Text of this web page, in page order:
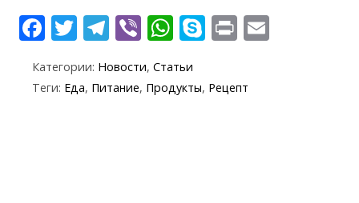
F
e
T
itt
er
T
e
Vi
er
W
at
s
S
y
Pr
t
Категории: Новости, Статьи
Теги: Еда, Питание, Продукты, Рецепт